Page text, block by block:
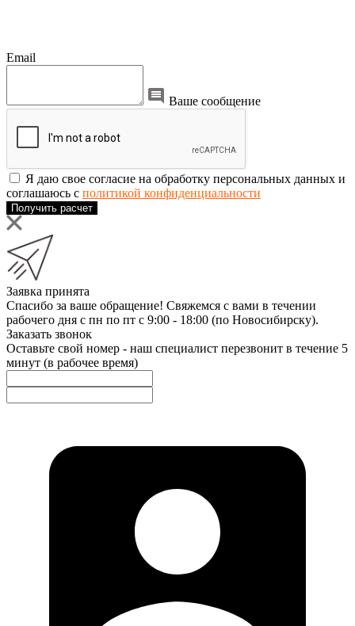
Email
Ваше сообщение
Я даю свое согласие на обработку персональных данных и
соглашаюсь с политикой конфиденциальности
Получить расчет
Заявка принята
Спасибо за ваше обращение! Свяжемся с вами в течении
рабочего дня с пн по пт с 9:00 - 18:00 (по Новосибирску).
Заказать звонок
Оставьте свой номер - наш специалист перезвонит в течение 5
минут (в рабочее время)